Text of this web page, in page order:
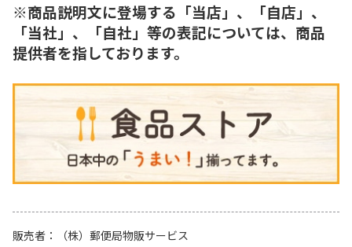
※商品説明文に登場する「当店」、「自店」、
「当社」、「自社」等の表記については、商品
提供者を指しております。
販売者
（株）郵便局物販サービス